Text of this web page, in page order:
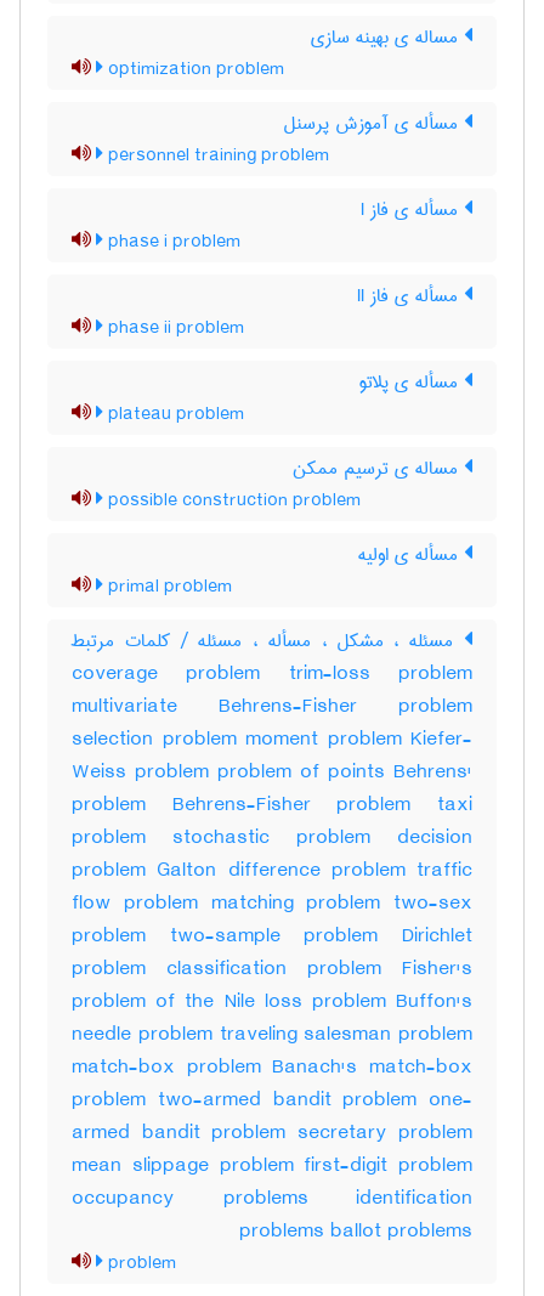
مساله ی بهینه سازی
optimization problem
مسأله ی آموزش پرسنل
personnel training problem
مسأله ی فاز I
phase i problem
مسأله ی فاز II
phase ii problem
مسأله ی پلاتو
plateau problem
مساله ی ترسیم ممکن
possible construction problem
مسأله ی اولیه
primal problem
مسئله ، مشکل ، مسأله ، مسئله / کلمات مرتبط
coverage problem trim-loss problem
multivariate Behrens-Fisher problem
selection problem moment problem Kiefer-
Weiss problem problem of points Behrens'
problem Behrens-Fisher problem taxi
problem stochastic problem decision
problem Galton difference problem traffic
flow problem matching problem two-sex
problem two-sample problem Dirichlet
problem classification problem Fisher's
problem of the Nile loss problem Buffon's
needle problem traveling salesman problem
match-box problem Banach's match-box
problem two-armed bandit problem one-
armed bandit problem secretary problem
mean slippage problem first-digit problem
occupancy problems identification
problems ballot problems
problem